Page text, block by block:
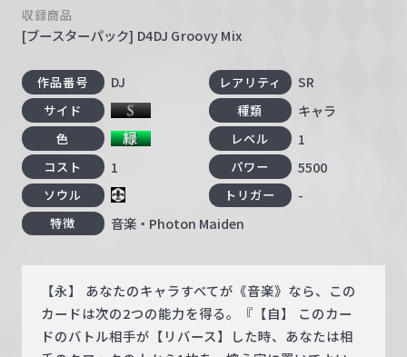
収録商品
[ブースターパック] D4DJ Groovy Mix
作品番号 DJ レアリティ SR
サイド 種類 キャラ
色 レベル 1
コスト 1 パワー 5500
ソウル トリガー -
特徴 音楽・Photon Maiden
【永】 あなたのキャラすべてが《音楽》なら、この
カードは次の2つの能力を得る。『【自】 このカー
ドのバトル相手が【リバース】した時、あなたは相